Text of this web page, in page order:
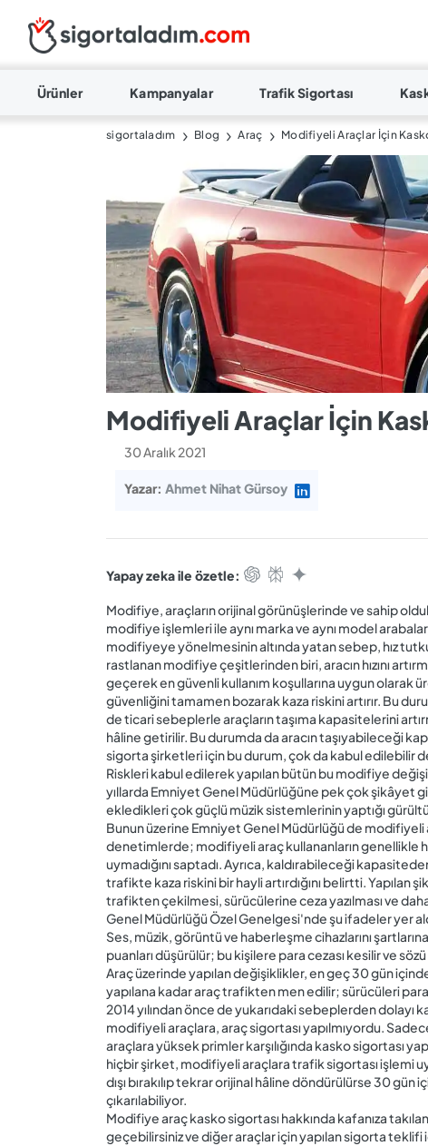
Ürünler Kampanyalar Trafik Sigortası
sigortaladım Blog Araç Modifiyeli Araçlar İçin
Modifiyeli Araçlar İçin
30 Aralık 2021
Yazar: Ahmet Nihat Gürsoy
Yapay zeka ile özetle:
Modifiye, araçların orijinal görünüşlerinde ve sahip
modifiye işlemleri ile aynı marka ve aynı model
modifiyeye yönelmesinin altında yatan sebep, hız
rastlanan modifiye çeşitlerinden biri, aracın hızını
geçerek en güvenli kullanım koşullarına uygun olarak
güvenliğini tamamen bozarak kaza riskini artırır. Bu
de ticari sebeplerle araçların taşıma kapasitelerini
hâline getirilir. Bu durumda da aracın taşıyabileceği
sigorta şirketleri için bu durum, çok da kabul edilebilir
Riskleri kabul edilerek yapılan bütün bu modifiye
yıllarda Emniyet Genel Müdürlüğüne pek çok şikâyet
ekledikleri çok güçlü müzik sistemlerinin yaptığı
Bunun üzerine Emniyet Genel Müdürlüğü de modifiyeli
denetimlerde; modifiyeli araç kullananların genellikle
uymadığını saptadı. Ayrıca, kaldırabileceği
trafikte kaza riskini bir hayli artırdığını belirtti. Yapılan
trafikten çekilmesi, sürücülerine ceza yazılması ve
Genel Müdürlüğü Özel Genelgesi'nde şu ifadeler yer
Ses, müzik, görüntü ve haberleşme cihazlarını
puanları düşürülür; bu kişilere para cezası kesilir ve
Araç üzerinde yapılan değişiklikler, en geç 30 gün
yapılana kadar araç trafikten men edilir; sürücüleri para
2014 yılından önce de yukarıdaki sebeplerden dolayı
modifiyeli araçlara, araç sigortası yapılmıyordu.
araçlara yüksek primler karşılığında kasko sigortası
hiçbir şirket, modifiyeli araçlara trafik sigortası işlemi
dışı bırakılıp tekrar orijinal hâline döndürülürse 30
çıkarılabiliyor.
Modifiye araç kasko sigortası hakkında kafanıza
geçebilirsiniz ve diğer araçlar için yapılan sigorta teklifi